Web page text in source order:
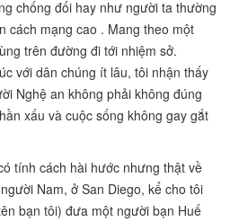
chống đối hay như người ta thường
cách mạng cao . Mang theo một
trên đường đi tới nhiệm sở.
với dân chúng ít lâu, tôi nhận thấy
Nghệ an không phải không đúng
xấu và cuộc sống không gay gắt
tính cách hài hước nhưng thật về
Nam, ở San Diego, kể cho tôi
bạn tôi) đưa một người bạn Huế